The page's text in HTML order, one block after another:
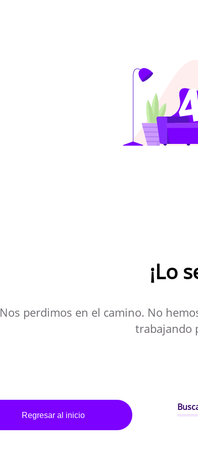
¡Lo
Nos perdimos en el camino. No
trabajando
Regresar al inicio